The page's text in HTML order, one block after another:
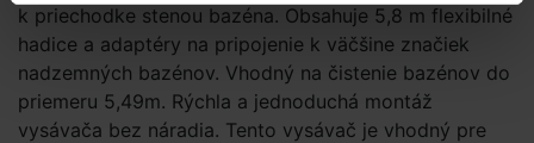
k priechodke stenou bazéna. Obsahuje 5,8 m flexibilné
hadice a adaptéry na pripojenie k väčšine značiek
nadzemných bazénov. Vhodný na čistenie bazénov do
priemeru 5,49m. Rýchla a jednoduchá montáž
vysávača bez náradia. Tento vysávač je vhodný pre